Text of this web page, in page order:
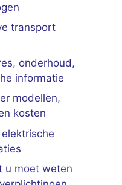
transport
onderhoud,
informatie
modellen,
kosten
u moet weten